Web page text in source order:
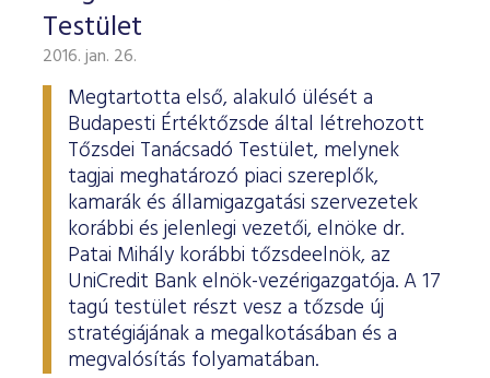
Testület
2016. jan. 26.
Megtartotta első, alakuló ülését a
Budapesti Értéktőzsde által létrehozott
Tőzsdei Tanácsadó Testület, melynek
tagjai meghatározó piaci szereplők,
kamarák és államigazgatási szervezetek
korábbi és jelenlegi vezetői, elnöke dr.
Patai Mihály korábbi tőzsdeelnök, az
UniCredit Bank elnök-vezérigazgatója. A 17
tagú testület részt vesz a tőzsde új
stratégiájának a megalkotásában és a
megvalósítás folyamatában.